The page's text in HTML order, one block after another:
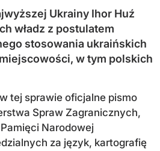
Ukrainy Ihor Huź
władz z postulatem
stosowania ukraińskich
w tym polskich
tej sprawie oficjalne pismo
Spraw Zagranicznych,
Narodowej
za język, kartografię